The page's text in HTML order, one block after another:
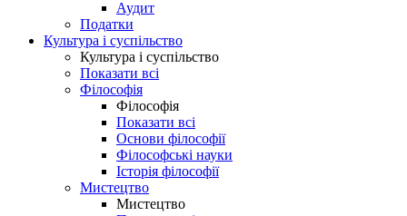
Аудит
Податки
Культура і суспільство
Культура і суспільство
Показати всі
Філософія
Філософія
Показати всі
Основи філософії
Філософські науки
Історія філософії
Мистецтво
Мистецтво